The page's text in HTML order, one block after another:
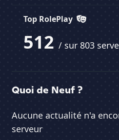
Top RolePlay
512 / sur 803
Quoi de Neuf ?
Aucune actualité n'a
serveur